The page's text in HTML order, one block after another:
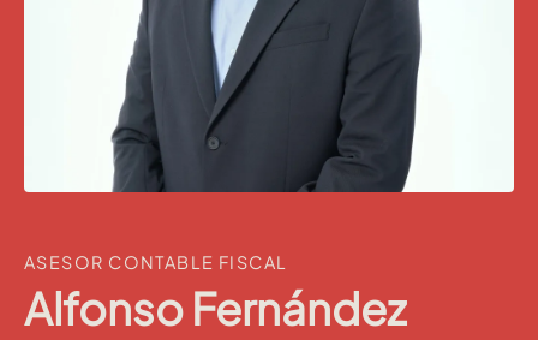
ASESOR CONTABLE FISCAL
Alfonso Fernández